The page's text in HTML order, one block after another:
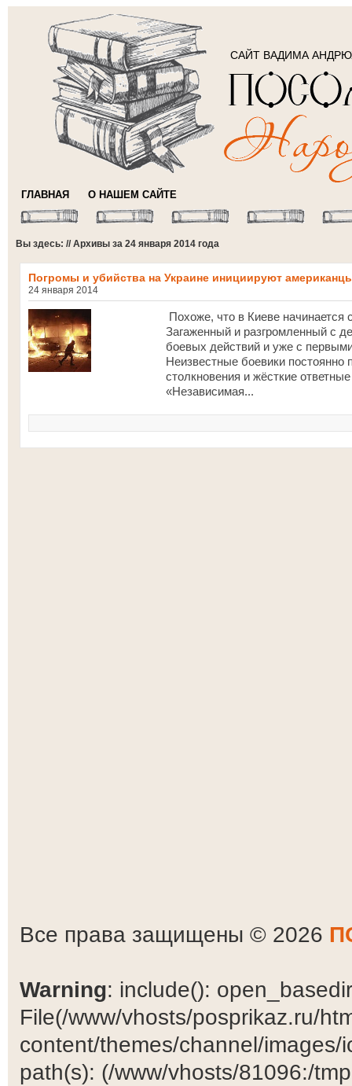
САЙТ ВАДИМА
ГЛАВНАЯ О НАШЕМ САЙТЕ
Вы здесь: // Архивы за 24 января 2014 года
Погромы и убийства на Украине инициируют
24 января 2014
Похоже, что в Киеве начинается
Загаженный и разгромленный с
боевых действий и уже с
Неизвестные боевики постоянно
столкновения и жёсткие
«Независимая...
Все права защищены © 2026
Warning: include():
File(/www/vhosts/posprikaz.ru/
content/themes/channel/
path(s): (/www/vhosts/81096:/